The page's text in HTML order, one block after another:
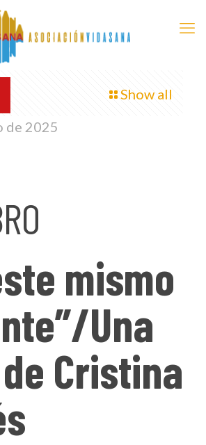
Show all
de 2025
mismo
Una
Cristina